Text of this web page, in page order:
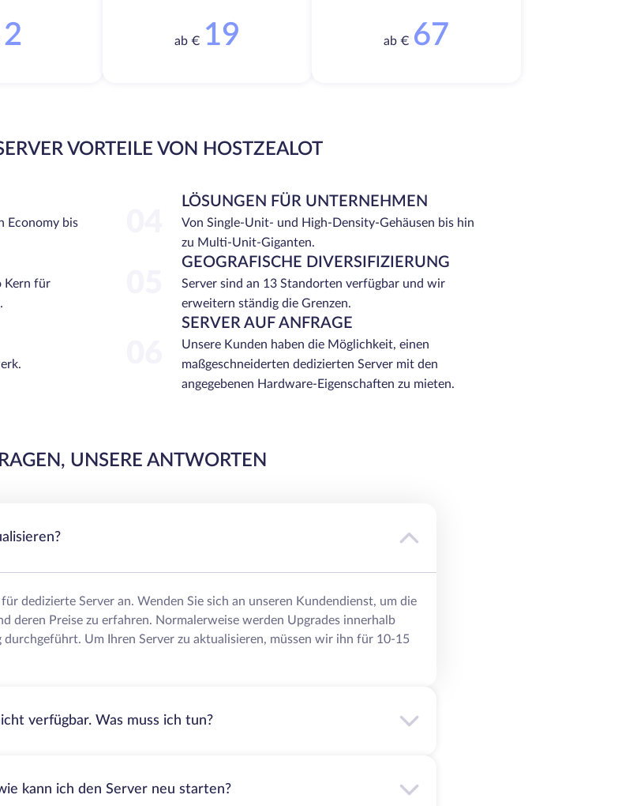
2 ab € 19 ab € 67
VORTEILE VON HOSTZEALOT
Economy bis
LÖSUNGEN FÜR UNTERNEHMEN
Von Single-Unit- und High-Density-Gehäusen bis hin
zu Multi-Unit-Giganten.
Kern für
GEOGRAFISCHE DIVERSIFIZIERUNG
Server sind an 13 Standorten verfügbar und wir
erweitern ständig die Grenzen.
SERVER AUF ANFRAGE
Unsere Kunden haben die Möglichkeit, einen
maßgeschneiderten dedizierten Server mit den
angegebenen Hardware-Eigenschaften zu mieten.
UNSERE ANTWORTEN
dedizierte Server an. Wenden Sie sich an unseren Kundendienst, um die
deren Preise zu erfahren. Normalerweise werden Upgrades innerhalb
durchgeführt. Um Ihren Server zu aktualisieren, müssen wir ihn für 10-15
verfügbar. Was muss ich tun?
kann ich den Server neu starten?